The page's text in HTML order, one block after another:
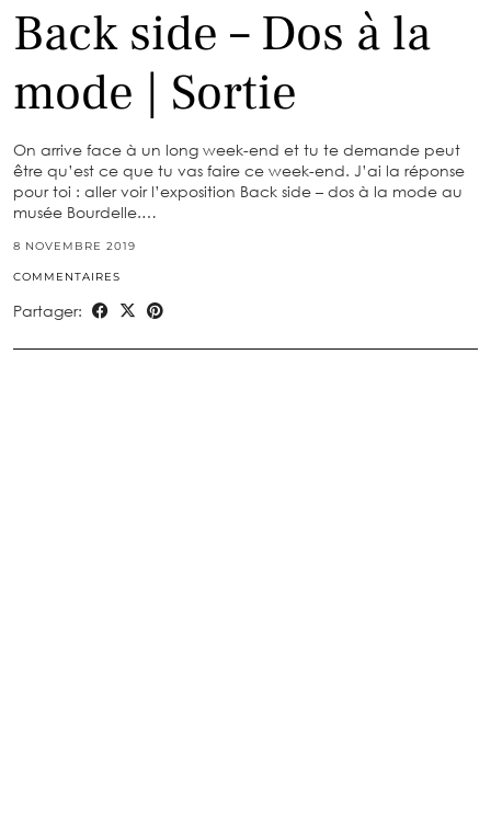
Back side – Dos à la
mode | Sortie
On arrive face à un long week-end et tu te demande peut
être qu’est ce que tu vas faire ce week-end. J’ai la réponse
pour toi : aller voir l’exposition Back side – dos à la mode au
musée Bourdelle.…
8 NOVEMBRE 2019
COMMENTAIRES
Partager: